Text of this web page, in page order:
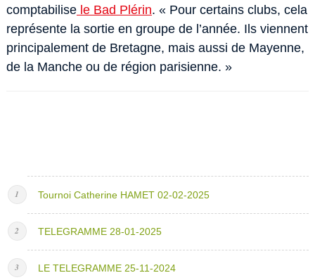
comptabilisele Bad Plérin. « Pour certains clubs, cela
représente la sortie en groupe de l’année. Ils viennent
principalement de Bretagne, mais aussi de Mayenne,
de la Manche ou de région parisienne. »
Tournoi Catherine HAMET 02-02-2025
TELEGRAMME 28-01-2025
LE TELEGRAMME 25-11-2024